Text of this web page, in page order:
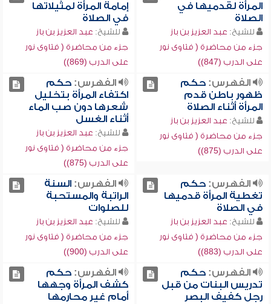
المرأة لقدميها في
الصلاة
للشيخ: عبد العزيز بن باز
جزء من محاضرة ( فتاوى نور
على الدرب (847))
إمامة المرأة لمثيلاتها
في الصلاة
للشيخ: عبد العزيز بن باز
جزء من محاضرة ( فتاوى نور
على الدرب (869))
الفهرس:حكم
ظهور باطن قدم
المرأة أثناء الصلاة
للشيخ: عبد العزيز بن باز
جزء من محاضرة ( فتاوى نور
على الدرب (875))
الفهرس:حكم
اكتفاء المرأة بتخليل
شعرها دون صب الماء
أثناء الغسل
للشيخ: عبد العزيز بن باز
جزء من محاضرة ( فتاوى نور
على الدرب (875))
الفهرس:حكم
تغطية المرأة قدميها
في الصلاة
للشيخ: عبد العزيز بن باز
جزء من محاضرة ( فتاوى نور
على الدرب (883))
الفهرس:السنة
الراتبة والمستحبة
للصلوات
للشيخ: عبد العزيز بن باز
جزء من محاضرة ( فتاوى نور
على الدرب (900))
الفهرس:حكم
تدريس البنات من قبل
رجل كفيف البصر
الفهرس:حكم
كشف المرأة وجهها
أمام غير محارمها